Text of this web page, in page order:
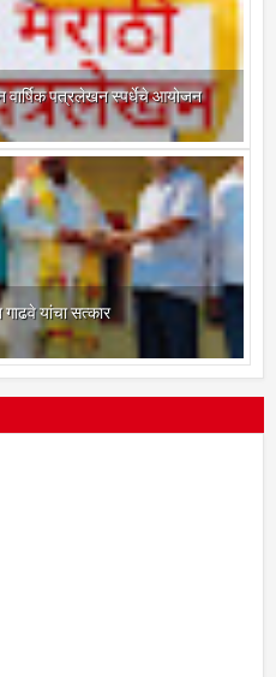
पत्रलेखन स्पर्धेचे आयोजन
यांचा सत्कार